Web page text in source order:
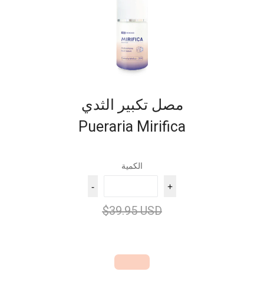
مصل تكبير الثدي
Pueraria Mirifica
الكمية
- +
$39.95 USD